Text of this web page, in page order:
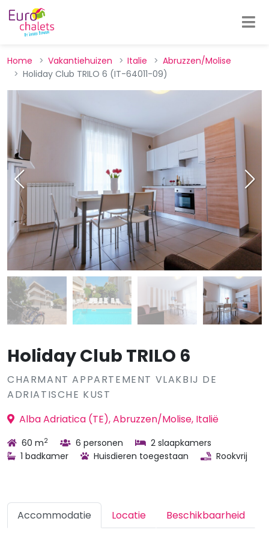
Home Vakantiehuizen Italie
Abruzzen/Molise
Holiday Club TRILO 6 (IT-64011-09)
Holiday Club TRILO 6
CHARMANT APPARTEMENT VLAKBIJ DE
ADRIATISCHE KUST
Alba Adriatica (TE), Abruzzen/Molise, Italië
60 m2 6 personen
2 slaapkamers
1 badkamer
Huisdieren toegestaan Rookvrij
Accommodatie Locatie Beschikbaarheid